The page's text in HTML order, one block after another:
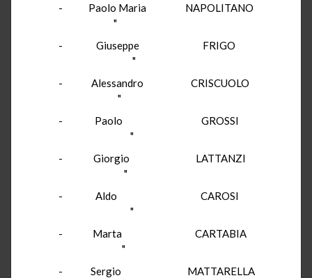
- Paolo Maria NAPOLITANO
"
- Giuseppe FRIGO
"
- Alessandro CRISCUOLO
"
- Paolo GROSSI
"
- Giorgio LATTANZI
"
- Aldo CAROSI
"
- Marta CARTABIA
"
- Sergio MATTARELLA